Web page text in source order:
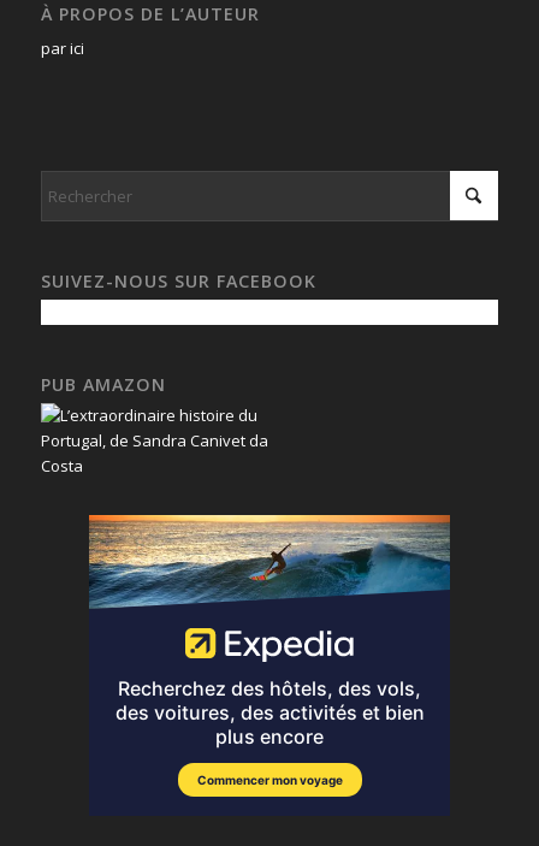
À PROPOS DE L’AUTEUR
par ici
SUIVEZ-NOUS SUR FACEBOOK
PUB AMAZON